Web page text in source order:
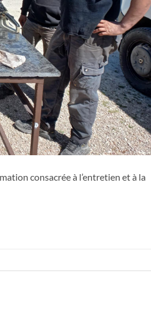
consacrée à l’entretien et à la